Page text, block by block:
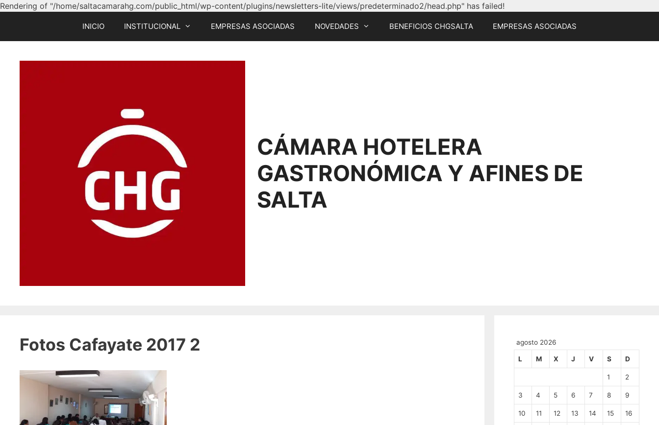
Rendering of "/home/saltacamarahg.com/public_html/wp-content/plugins/newsletters-lite/views/predeterminado2/head.php" has failed!
INICIO INSTITUCIONAL EMPRESAS ASOCIADAS NOVEDADES BENEFICIOS CHGSALTA EMPRESAS ASOCIADAS
CÁMARA HOTELERA
GASTRONÓMICA Y AFINES DE
SALTA
Fotos Cafayate 2017 2 agosto 2026
L M X J V S D
1 2
3 4 5 6 7 8 9
10 11 12 13 14 15 16